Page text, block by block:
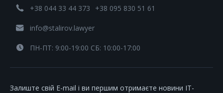
+38 044 33 44 373 +38 095 830 51 61
info@stalirov.lawyer
ПН-ПТ: 9:00-19:00 СБ: 10:00-17:00
Залиште свій E-mail і ви першим отримаєте новини IT-